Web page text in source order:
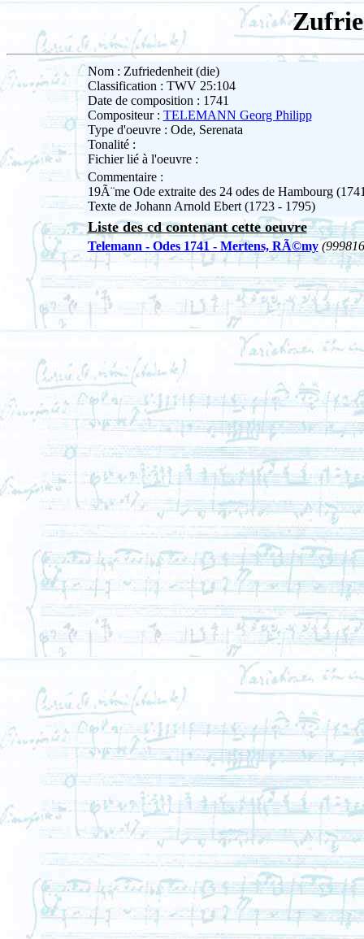
Nom : Zufriedenheit (die)
Classification : TWV 25:104
Date de composition : 1741
Compositeur : TELEMANN Georg Philipp
Type d'oeuvre : Ode, Serenata
Tonalité :
Fichier lié à l'oeuvre :
Commentaire :
19Ã¨me Ode extraite des 24 odes de Hambourg
Texte de Johann Arnold Ebert (1723 - 1795)
Liste des cd contenant cette oeuvre
Telemann - Odes 1741 - Mertens, RÃ©my